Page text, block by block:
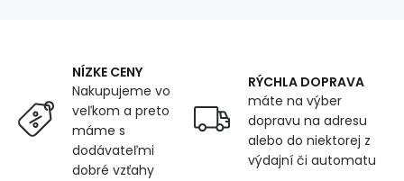
NÍZKE CENY
Nakupujeme vo
veľkom a preto
máme s
dodávateľmi
dobré vzťahy
RÝCHLA DOPRAVA
máte na výber
dopravu na adresu
alebo do niektorej z
výdajní či automatu